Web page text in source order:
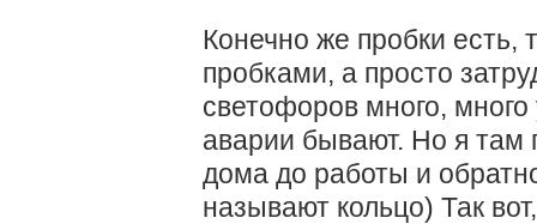
Конечно же пробки есть,
пробками, а просто
светофоров много, много
аварии бывают. Но я там
дома до работы и
называют кольцо) Так